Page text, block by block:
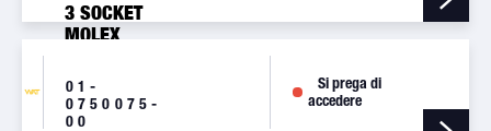
3 SOCKET
MOLEX
[M442]
01-
0750075-
00
Si prega di
accedere